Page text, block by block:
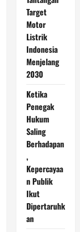
Target
Motor
Listrik
Indonesia
Menjelang
2030
Ketika
Penegak
Hukum
Saling
Berhadapan
,
Kepercayaa
n Publik
Ikut
Dipertaruhk
an